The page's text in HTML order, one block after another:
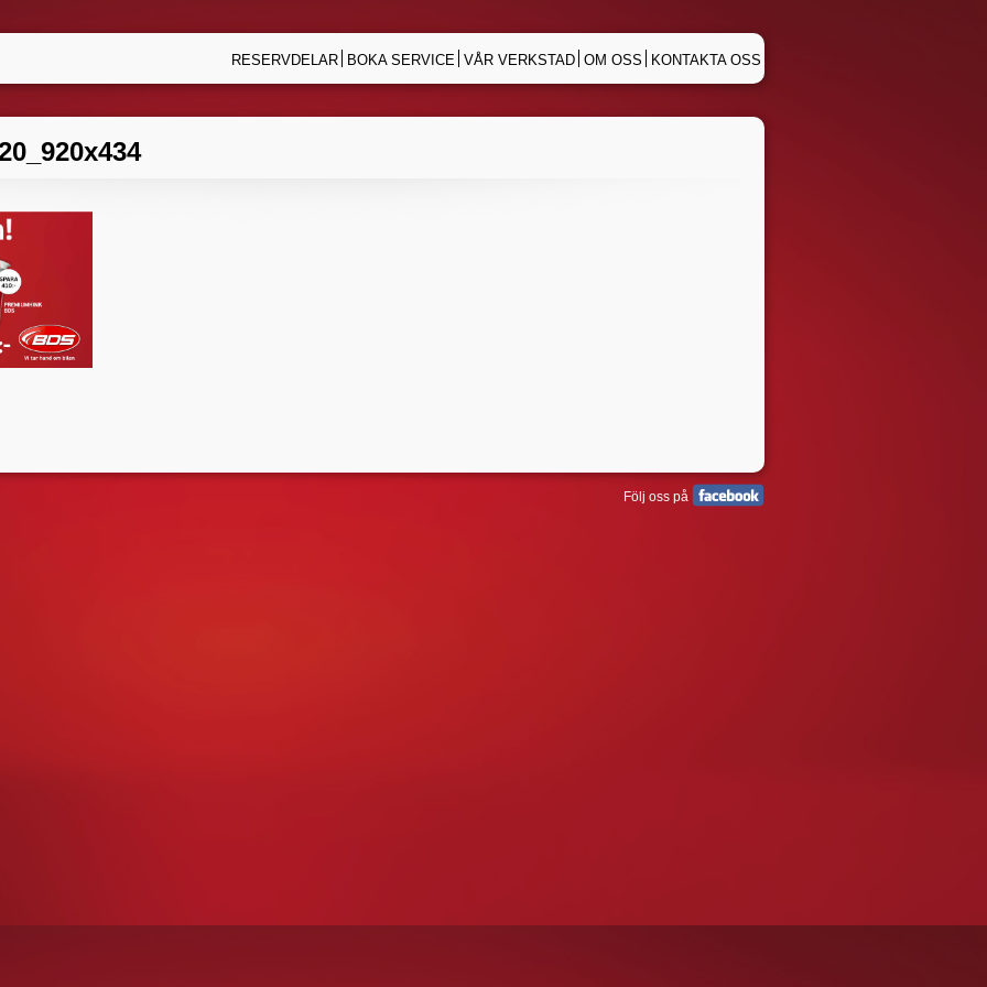
RESERVDELAR BOKA SERVICE VÅR VERKSTAD OM OSS KONTAKTA OSS
Följ oss på